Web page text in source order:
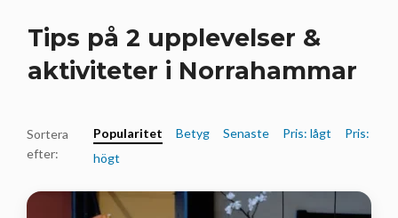
Tips på 2 upplevelser &
aktiviteter i Norrahammar
Sortera
efter:
Popularitet Betyg Senaste Pris: lågt
Pris:
högt